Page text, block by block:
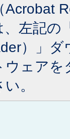
Acrobat
左記の
）」
ウェア
。